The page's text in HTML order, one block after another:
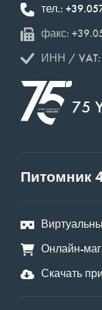
тел.:
факс:
ИНН / VAT:
75
Питомник
Онлайн-
Скачать